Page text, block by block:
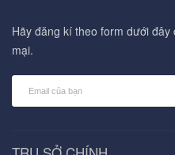
Hãy đăng kí theo form dưới
mại.